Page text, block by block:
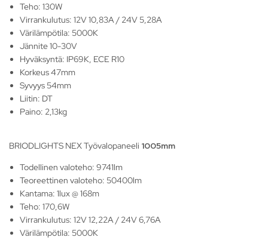
Teho: 130W
Virrankulutus: 12V 10,83A / 24V 5,28A
Värilämpötila: 5000K
Jännite 10-30V
Hyväksyntä: IP69K, ECE R10
Korkeus 47mm
Syvyys 54mm
Liitin: DT
Paino: 2,13kg
BRIODLIGHTS NEX Työvalopaneeli 1005mm
Todellinen valoteho: 9741lm
Teoreettinen valoteho: 50400lm
Kantama: 1lux @ 168m
Teho: 170,6W
Virrankulutus: 12V 12,22A / 24V 6,76A
Värilämpötila: 5000K